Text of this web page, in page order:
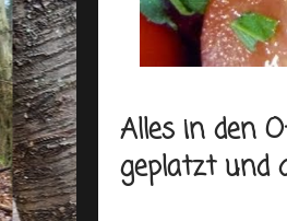
Alles in den
geplatzt und